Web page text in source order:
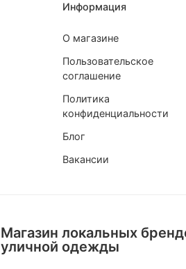
Hook
Called a Garment
Информация
О магазине
Пользовательское
соглашение
Политика
конфиденциальности
Блог
Вакансии
Магазин локальных
уличной одежды